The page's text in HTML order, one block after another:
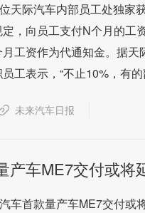
天际汽车内部员工处独家
，向员工支付N个月的工
工资作为代通知金。据天
工表示，“不止10%，有的
未来汽车日报
产车ME7交付或将
车首款量产车ME7交付或